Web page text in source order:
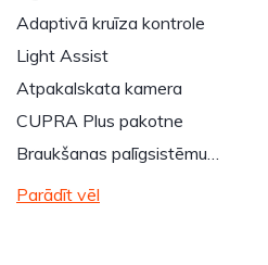
Adaptivā kruīza kontrole
Light Assist
Atpakalskata kamera
CUPRA Plus pakotne
Braukšanas palīgsistēmu…
Parādīt vēl